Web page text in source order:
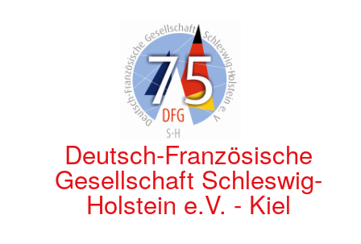
Deutsch-Französische
Gesellschaft Schleswig-
Holstein e.V. - Kiel